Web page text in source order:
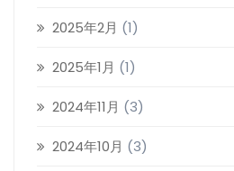
2025年2月 (1)
2025年1月 (1)
2024年11月 (3)
2024年10月 (3)